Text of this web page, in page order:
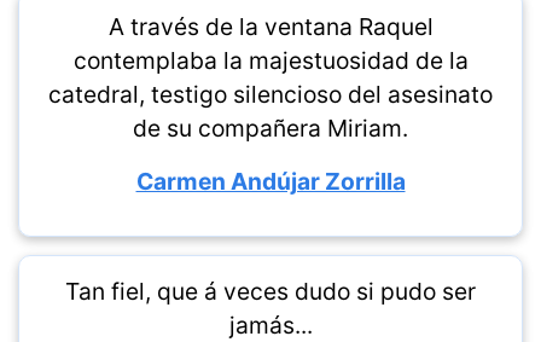
A través de la ventana Raquel
contemplaba la majestuosidad de la
catedral, testigo silencioso del asesinato
de su compañera Miriam.
Carmen Andújar Zorrilla
Tan fiel, que á veces dudo si pudo ser
jamás...